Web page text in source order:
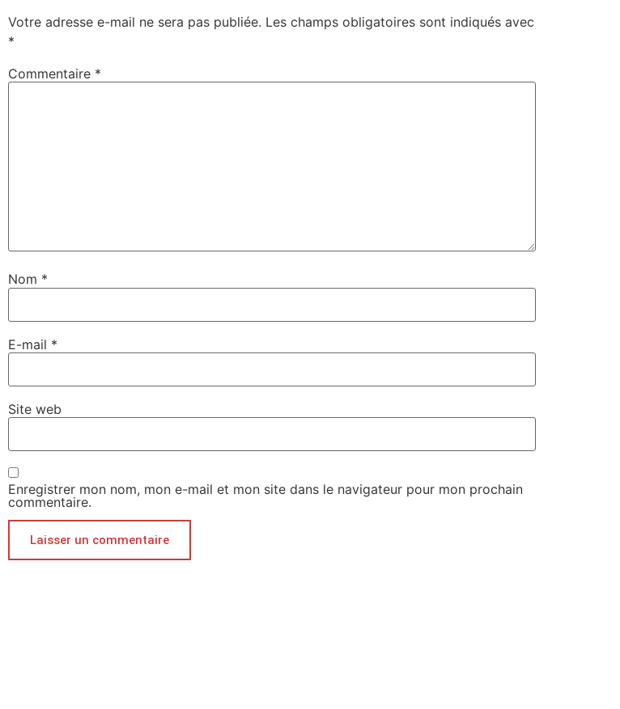
Votre adresse e-mail ne sera pas publiée. Les champs obligatoires sont indiqués avec
*
Commentaire *
Nom *
E-mail *
Site web
Enregistrer mon nom, mon e-mail et mon site dans le navigateur pour mon prochain
commentaire.